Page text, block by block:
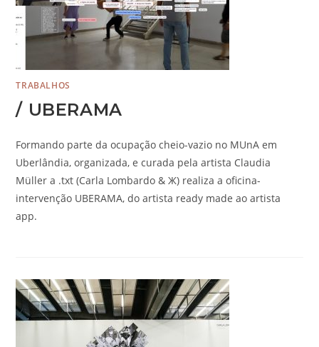
TRABALHOS
/ UBERAMA
Formando parte da ocupação cheio-vazio no MUnA em
Uberlândia, organizada, e curada pela artista Claudia
Müller a .txt (Carla Lombardo & Ж) realiza a oficina-
intervenção UBERAMA, do artista ready made ao artista
app.